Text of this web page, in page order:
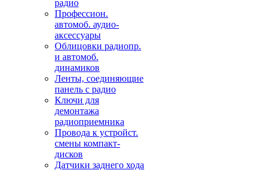
радио
Профессион.
автомоб. аудио-
аксессуары
Облицовки радиопр.
и автомоб.
динамиков
Ленты, соединяющие
панель с радио
Ключи для
демонтажа
радиоприемника
Провода к устройст.
смены компакт-
дисков
Датчики заднего хода